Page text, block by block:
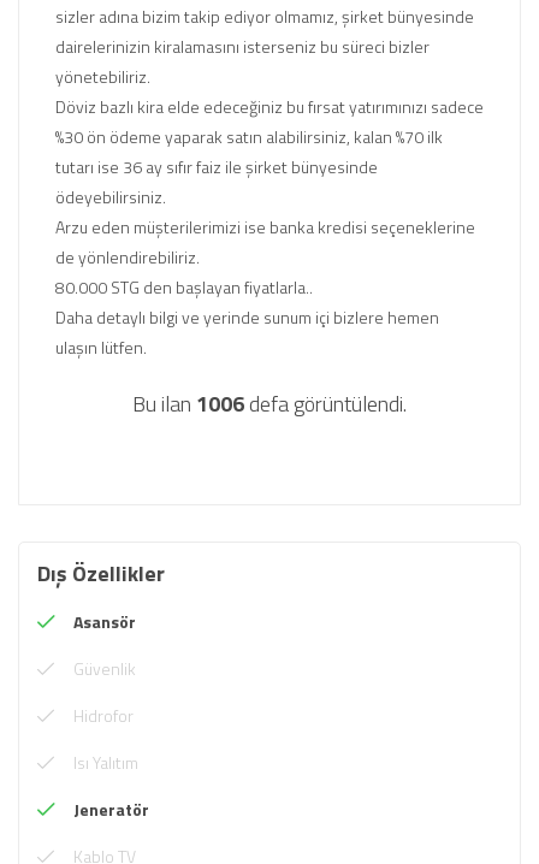
sizler adına bizim takip ediyor olmamız, şirket bünyesinde
dairelerinizin kiralamasını isterseniz bu süreci bizler
yönetebiliriz.
Döviz bazlı kira elde edeceğiniz bu fırsat yatırımınızı sadece
%30 ön ödeme yaparak satın alabilirsiniz, kalan %70 ilk
tutarı ise 36 ay sıfır faiz ile şirket bünyesinde
ödeyebilirsiniz.
Arzu eden müşterilerimizi ise banka kredisi seçeneklerine
de yönlendirebiliriz.
80.000 STG den başlayan fiyatlarla..
Daha detaylı bilgi ve yerinde sunum içi bizlere hemen
ulaşın lütfen.
Bu ilan 1006defa görüntülendi.
Dış Özellikler
Asansör
Güvenlik
Hidrofor
Isı Yalıtım
Jeneratör
Kablo TV